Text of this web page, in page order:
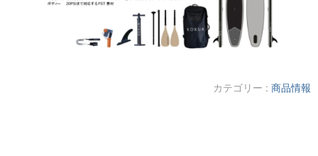
カテゴリー : 商品情報